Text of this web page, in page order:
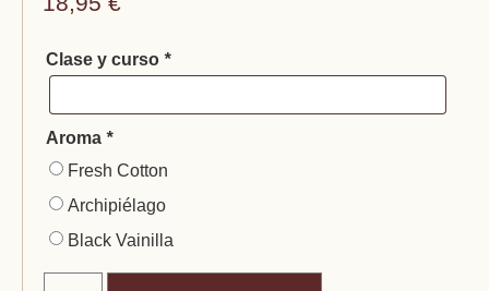
Clase y curso *
Aroma *
Fresh Cotton
Archipiélago
Black Vainilla